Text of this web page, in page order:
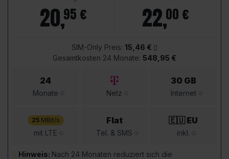
20,95 € 22,00 €
SIM-Only Preis: 15,46 €
Gesamtkosten 24 Monate: 548,95 €
24
Monate Netz
30 GB
Internet
25MBit/s
mit LTE
Flat
Tel. & SMS
🇪🇺 EU
inkl.
Hinweis: Nach 24 Monaten reduziert sich die